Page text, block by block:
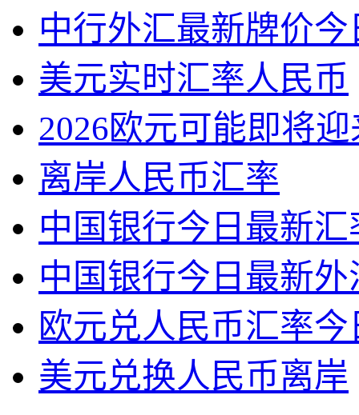
中行外汇最新牌价今
美元实时汇率人民币
2026欧元可能即将
离岸人民币汇率
中国银行今日最新汇
中国银行今日最新
欧元兑人民币汇率今
美元兑换人民币离岸